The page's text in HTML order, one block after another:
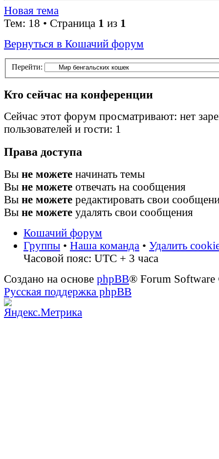
Новая тема
Тем: 18 • Страница 1 из 1
Вернуться в Кошачий форум
Перейти:
Кто сейчас на конференции
Сейчас этот форум просматривают: нет
пользователей и гости: 1
Права доступа
Вы не можете начинать темы
Вы не можете отвечать на сообщения
Вы не можете редактировать свои
Вы не можете удалять свои сообщения
Кошачий форум
Группы • Наша команда • Удалить
Часовой пояс: UTC + 3 часа
Создано на основе phpBB® Forum
Русская поддержка phpBB